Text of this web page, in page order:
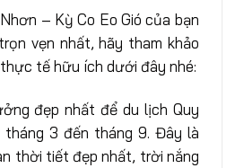
– Kỳ Co Eo Gió của bạn
vẹn nhất, hãy tham khảo
tế hữu ích dưới đây nhé:
đẹp nhất để du lịch Quy
3 đến tháng 9. Đây là
thời tiết đẹp nhất, trời nắng